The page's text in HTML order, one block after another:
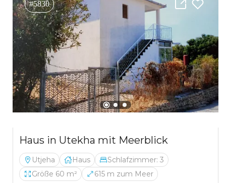
#5830
Haus in Utekha mit Meerblick
Utjeha Haus
Schlafzimmer: 3
Größe 60 m²
615 m zum Meer